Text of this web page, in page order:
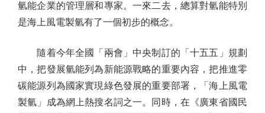
氫能企業的管理層和專家。一來二去，總算對氫能特別
是海上風電製氫有了一個初步的概念。
隨着今年全國「兩會」中央制訂的「十五五」規劃
中，把發展氫能列為新能源戰略的重要內容，把推進零
碳能源列為國家實現綠色發展的重要部署，「海上風電
製氫」成為網上熱搜名詞之一。同時，在《廣東省國民